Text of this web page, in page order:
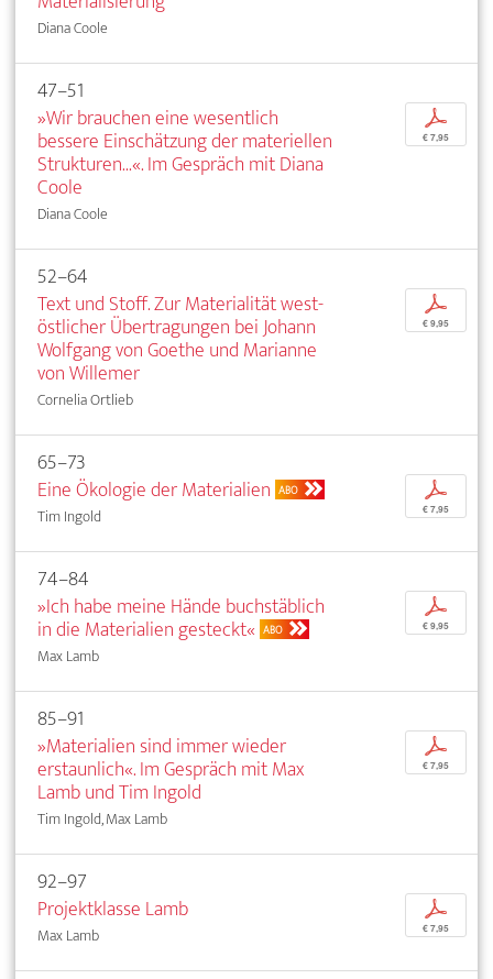
Diana Coole
47–51
»Wir brauchen eine wesentlich
bessere Einschätzung der materiellen
Strukturen...«. Im Gespräch mit Diana
Coole
Diana Coole
p
€ 7,95
52–64
Text und Stoff. Zur Materialität west-
östlicher Übertragungen bei Johann
Wolfgang von Goethe und Marianne
von Willemer
Cornelia Ortlieb
p
€ 9,95
65–73
Eine Ökologie der Materialien ABO
Tim Ingold
p
€ 7,95
74–84
»Ich habe meine Hände buchstäblich
in die Materialien gesteckt« ABO
Max Lamb
p
€ 9,95
85–91
»Materialien sind immer wieder
erstaunlich«. Im Gespräch mit Max
Lamb und Tim Ingold
Tim Ingold, Max Lamb
p
€ 7,95
92–97
Projektklasse Lamb
Max Lamb
p
€ 7,95